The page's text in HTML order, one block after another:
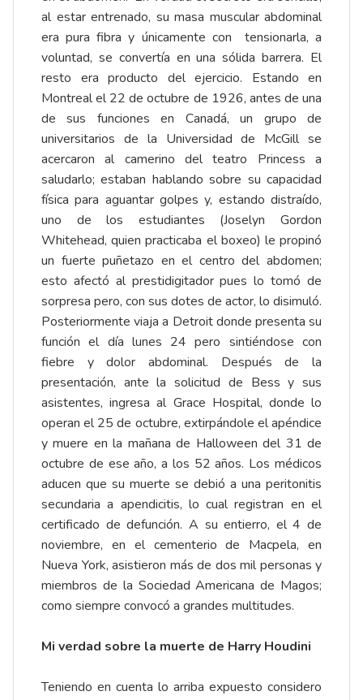
al estar entrenado, su masa muscular abdominal
era pura fibra y únicamente con tensionarla, a
voluntad, se convertía en una sólida barrera. El
resto era producto del ejercicio. Estando en
Montreal el 22 de octubre de 1926, antes de una
de sus funciones en Canadá, un grupo de
universitarios de la Universidad de McGill se
acercaron al camerino del teatro Princess a
saludarlo; estaban hablando sobre su capacidad
física para aguantar golpes y, estando distraído,
uno de los estudiantes (Joselyn Gordon
Whitehead, quien practicaba el boxeo) le propinó
un fuerte puñetazo en el centro del abdomen;
esto afectó al prestidigitador pues lo tomó de
sorpresa pero, con sus dotes de actor, lo disimuló.
Posteriormente viaja a Detroit donde presenta su
función el día lunes 24 pero sintiéndose con
fiebre y dolor abdominal. Después de la
presentación, ante la solicitud de Bess y sus
asistentes, ingresa al Grace Hospital, donde lo
operan el 25 de octubre, extirpándole el apéndice
y muere en la mañana de Halloween del 31 de
octubre de ese año, a los 52 años. Los médicos
aducen que su muerte se debió a una peritonitis
secundaria a apendicitis, lo cual registran en el
certificado de defunción. A su entierro, el 4 de
noviembre, en el cementerio de Macpela, en
Nueva York, asistieron más de dos mil personas y
miembros de la Sociedad Americana de Magos;
como siempre convocó a grandes multitudes.
Mi verdad sobre la muerte de Harry Houdini
Teniendo en cuenta lo arriba expuesto considero